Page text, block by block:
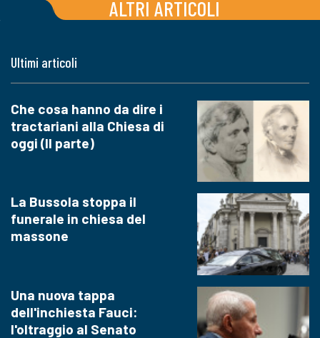
ALTRI ARTICOLI
Ultimi articoli
Che cosa hanno da dire i
tractariani alla Chiesa di
oggi (II parte)
La Bussola stoppa il
funerale in chiesa del
massone
Una nuova tappa
dell'inchiesta Fauci:
l'oltraggio al Senato